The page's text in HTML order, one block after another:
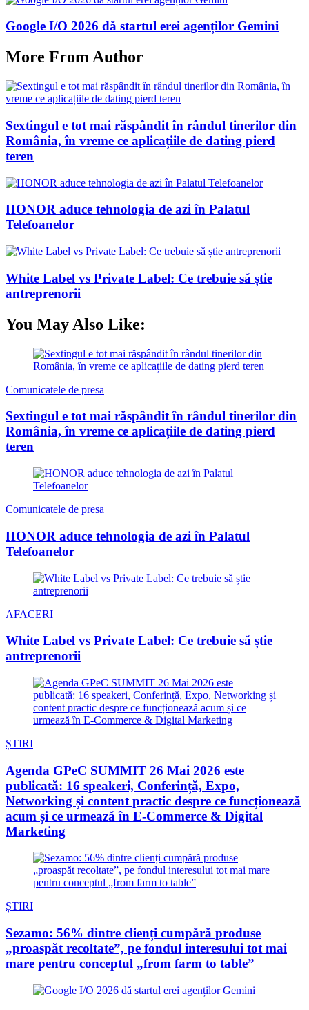
Google I/O 2026 dă startul erei agenților Gemini
More From Author
Sextingul e tot mai răspândit în rândul tinerilor din
România, în vreme ce aplicațiile de dating pierd
teren
HONOR aduce tehnologia de azi în Palatul
Telefoanelor
White Label vs Private Label: Ce trebuie să știe
antreprenorii
You May Also Like:
Comunicatele de presa
Sextingul e tot mai răspândit în rândul tinerilor din
România, în vreme ce aplicațiile de dating pierd
teren
Comunicatele de presa
HONOR aduce tehnologia de azi în Palatul
Telefoanelor
AFACERI
White Label vs Private Label: Ce trebuie să știe
antreprenorii
ȘTIRI
Agenda GPeC SUMMIT 26 Mai 2026 este
publicată: 16 speakeri, Conferință, Expo,
Networking și content practic despre ce funcționează
acum și ce urmează în E-Commerce & Digital
Marketing
ȘTIRI
Sezamo: 56% dintre clienți cumpără produse
„proaspăt recoltate”, pe fondul interesului tot mai
mare pentru conceptul „from farm to table”